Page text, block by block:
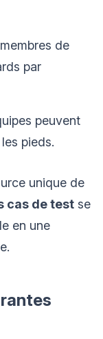
de
par
peuvent
pieds.
unique de
cas de test se
en une